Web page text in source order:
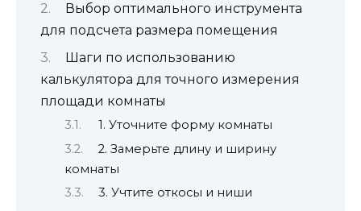
Выбор оптимального инструмента
для подсчета размера помещения
Шаги по использованию
калькулятора для точного измерения
площади комнаты
1. Уточните форму комнаты
2. Замерьте длину и ширину
комнаты
3. Учтите откосы и ниши